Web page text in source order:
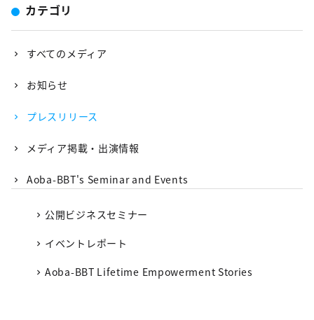
カテゴリ
すべてのメディア
お知らせ
プレスリリース
メディア掲載・出演情報
Aoba-BBT's Seminar and Events
公開ビジネスセミナー
イベントレポート
Aoba-BBT Lifetime Empowerment Stories